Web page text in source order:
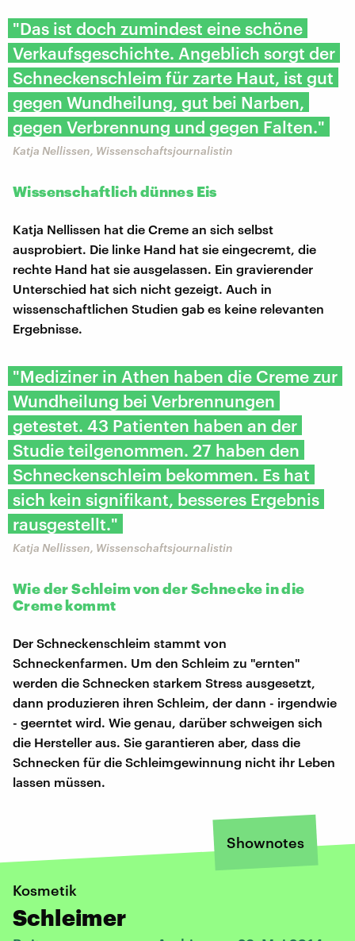
"Das ist doch zumindest eine schöne
Verkaufsgeschichte. Angeblich sorgt der
Schneckenschleim für zarte Haut, ist gut
gegen Wundheilung, gut bei Narben,
gegen Verbrennung und gegen Falten."
Katja Nellissen, Wissenschaftsjournalistin
Wissenschaftlich dünnes Eis
Katja Nellissen hat die Creme an sich selbst
ausprobiert. Die linke Hand hat sie eingecremt, die
rechte Hand hat sie ausgelassen. Ein gravierender
Unterschied hat sich nicht gezeigt. Auch in
wissenschaftlichen Studien gab es keine relevanten
Ergebnisse.
"Mediziner in Athen haben die Creme zur
Wundheilung bei Verbrennungen
getestet. 43 Patienten haben an der
Studie teilgenommen. 27 haben den
Schneckenschleim bekommen. Es hat
sich kein signifikant, besseres Ergebnis
rausgestellt."
Katja Nellissen, Wissenschaftsjournalistin
Wie der Schleim von der Schnecke in die
Creme kommt
Der Schneckenschleim stammt von
Schneckenfarmen. Um den Schleim zu "ernten"
werden die Schnecken starkem Stress ausgesetzt,
dann produzieren ihren Schleim, der dann - irgendwie
- geerntet wird. Wie genau, darüber schweigen sich
die Hersteller aus. Sie garantieren aber, dass die
Schnecken für die Schleimgewinnung nicht ihr Leben
lassen müssen.
Shownotes
Kosmetik
Schleimer